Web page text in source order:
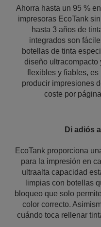
Ahorra hasta un 95 %
impresoras EcoTank
hasta 3 años de
integrados son
botellas de tinta
diseño ultracompacto
flexibles y fiables, es
producir impresiones
coste por
Di adiós
EcoTank proporciona
para la impresión en
ultraalta capacidad
limpias con botellas
bloqueo que solo
color correcto.
cuándo toca rellenar